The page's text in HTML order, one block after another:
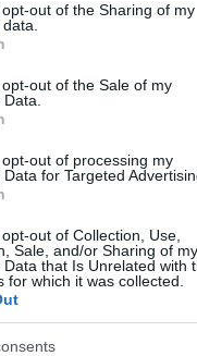
visit or usage
consent to Google and its
for below specified
out of the Sharing of my
out of the Sale of my
out of processing my
for Targeted
out of Collection, Use,
Sale, and/or Sharing of my
Data that Is Unrelated with
for which it was collected.
# TIPPEK #TRÜKKÖK